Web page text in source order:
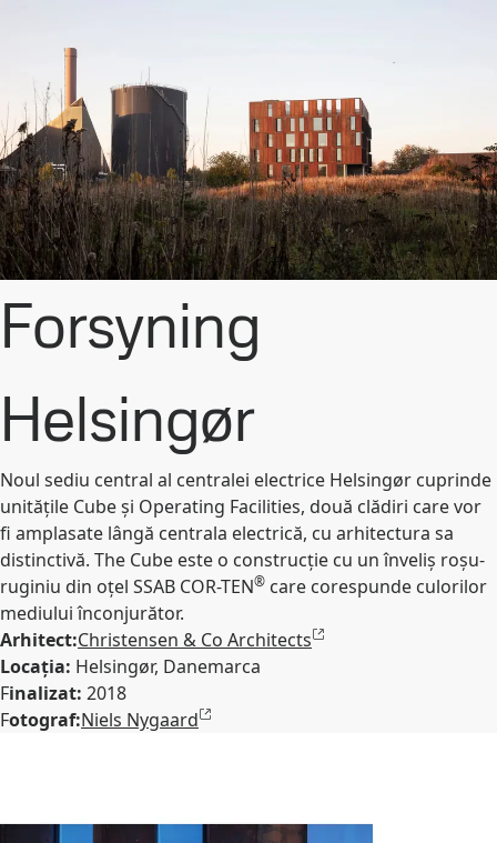
Forsyning
Helsingør
Noul sediu central al centralei electrice Helsingør cuprinde
unitățile Cube și Operating Facilities, două clădiri care vor
fi amplasate lângă centrala electrică, cu arhitectura sa
distinctivă. The Cube este o construcție cu un înveliș roșu-
ruginiu din oțel SSAB COR-TEN® care corespunde culorilor
mediului înconjurător.
Arhitect:Christensen & Co Architects
Locația: Helsingør, Danemarca
Finalizat: 2018
Fotograf:Niels Nygaard